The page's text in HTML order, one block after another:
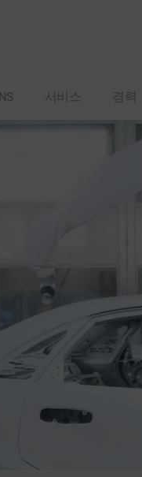
서비스 경력